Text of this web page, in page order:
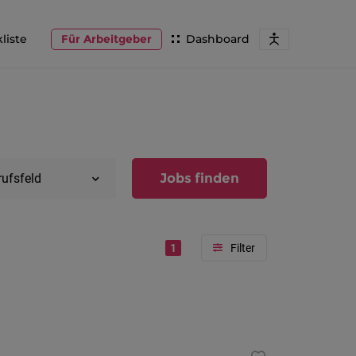
Dashboard
Für Arbeitgeber
Jobs finden
1